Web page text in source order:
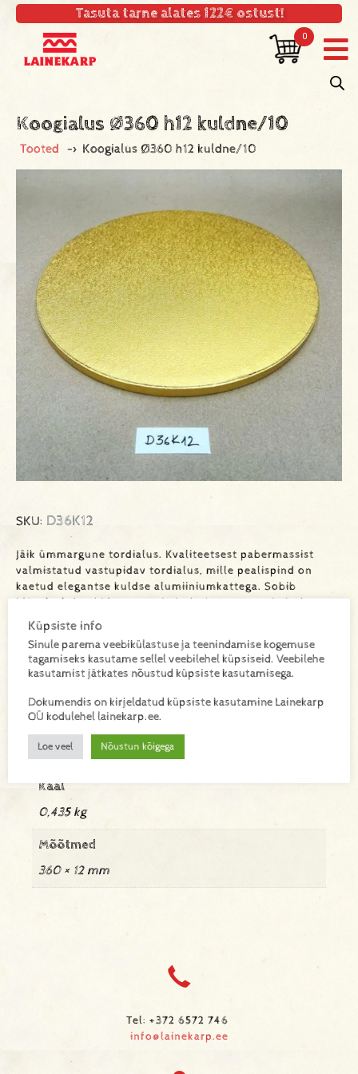
Tasuta tarne alates 122€ ostust!
0
Koogialus Ø360 h12 kuldne/10
Tooted -> Koogialus Ø360 h12 kuldne/10
SKU: D36K12
Jäik ümmargune tordialus. Kvaliteetsest pabermassist
valmistatud vastupidav tordialus, mille pealispind on
kaetud elegantse kuldse alumiiniumkattega. Sobib
ideaalselt kookide serveerimiseks ja transportimiseks,
lisades igale koogile professionaalse ilme. Iga alus on
hügieeniliselt pakendatud eraldi kilesse.
Lisa toode päringukorvi
Lisainfo
Kaal
0,435 kg
Mõõtmed
360 × 12 mm
Küpsiste info
Sinule parema veebikülastuse ja teenindamise kogemuse
tagamiseks kasutame sellel veebilehel küpsiseid. Veebilehe
kasutamist jätkates nõustud küpsiste kasutamisega.
Dokumendis on kirjeldatud küpsiste kasutamine Lainekarp
OÜ kodulehel lainekarp.ee.
Loe veel Nõustun kõigega
Tel: +372 6572 746
info@lainekarp.ee